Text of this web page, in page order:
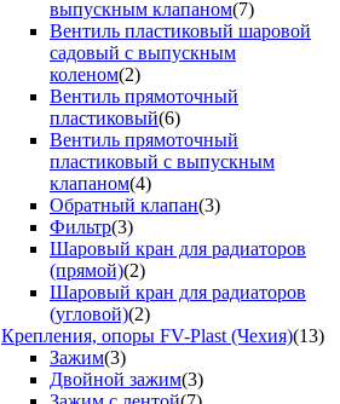
выпускным клапаном(7)
Вентиль пластиковый шаровой
садовый с выпускным
коленом(2)
Вентиль прямоточный
пластиковый(6)
Вентиль прямоточный
пластиковый с выпускным
клапаном(4)
Обратный клапан(3)
Фильтр(3)
Шаровый кран для радиаторов
(прямой)(2)
Шаровый кран для радиаторов
(угловой)(2)
Крепления, опоры FV-Plast (Чехия)(13)
Зажим(3)
Двойной зажим(3)